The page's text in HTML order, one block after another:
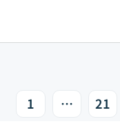
1 … 21